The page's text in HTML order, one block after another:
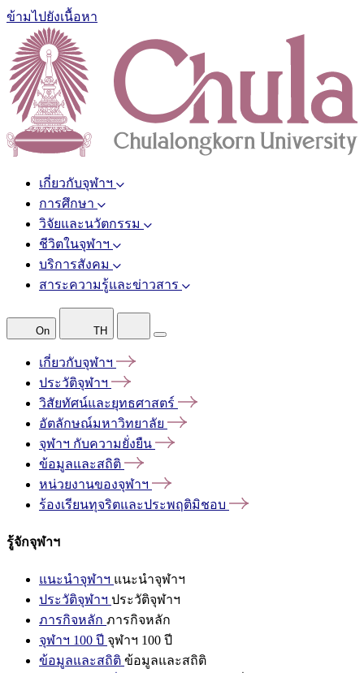
ข้ามไปยังเนื้อหา
เกี่ยวกับจุฬาฯ
การศึกษา
วิจัยและนวัตกรรม
ชีวิตในจุฬาฯ
บริการสังคม
สาระความรู้และข่าวสาร
On TH
เกี่ยวกับจุฬาฯ
ประวัติจุฬาฯ
วิสัยทัศน์และยุทธศาสตร์
อัตลักษณ์มหาวิทยาลัย
จุฬาฯ กับความยั่งยืน
ข้อมูลและสถิติ
หน่วยงานของจุฬาฯ
ร้องเรียนทุจริตและประพฤติมิชอบ
รู้จักจุฬาฯ
แนะนำจุฬาฯ แนะนำจุฬาฯ
ประวัติจุฬาฯ ประวัติจุฬาฯ
ภารกิจหลัก ภารกิจหลัก
จุฬาฯ 100 ปี จุฬาฯ 100 ปี
ข้อมูลและสถิติ ข้อมูลและสถิติ